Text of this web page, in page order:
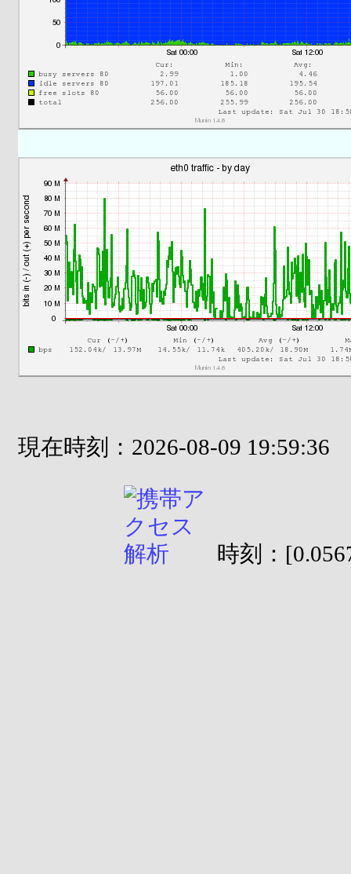
現在時刻：2026-08-09 19:59:36
時刻：